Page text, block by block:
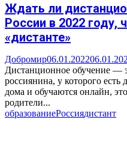
Ждать ли
России в 2022 году,
«дистанте»
Добромир06.01.2022
Дистанционное обучение —
россиянина, у которого есть
дома и обучаются онлайн,
родители...
образованиеРоссиядистант